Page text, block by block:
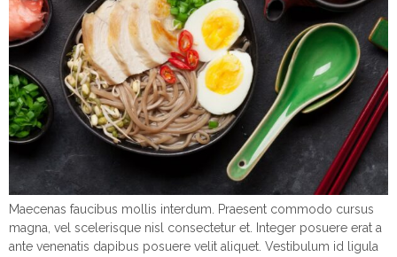
Maecenas faucibus mollis interdum. Praesent commodo cursus
magna, vel scelerisque nisl consectetur et. Integer posuere erat a
ante venenatis dapibus posuere velit aliquet. Vestibulum id ligula